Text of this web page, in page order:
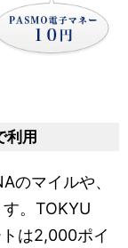
利用
のマイルや、
。TOKYU
は2,000ポイ